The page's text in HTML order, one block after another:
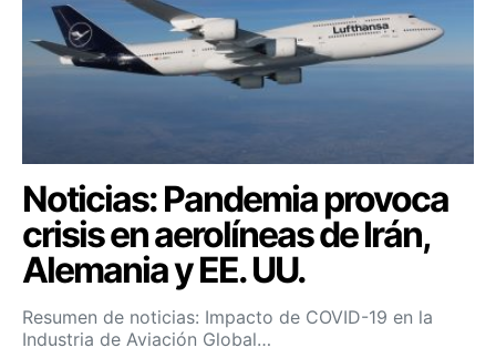
Noticias: Pandemia provoca
crisis en aerolíneas de Irán,
Alemania y EE. UU.
Resumen de noticias: Impacto de COVID-19 en la
Industria de Aviación Global…